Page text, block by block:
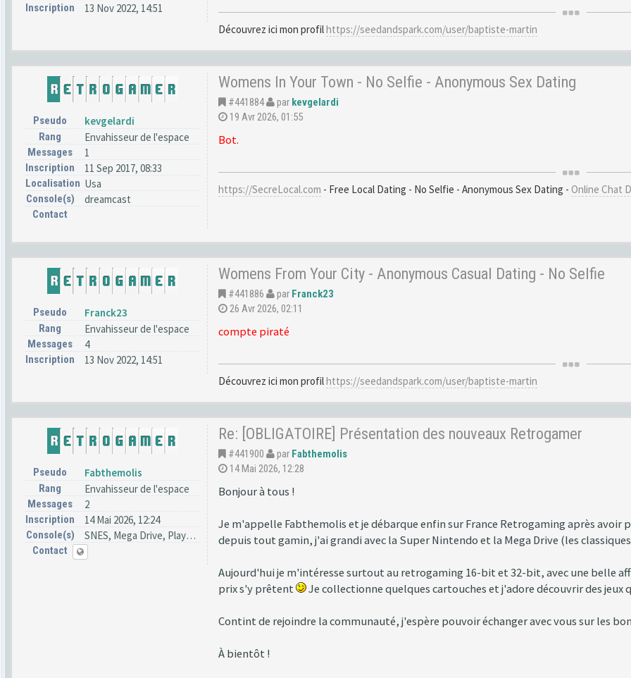
Inscription 13 Nov 2022, 14:51
Découvrez ici mon profilhttps://seedandspark.com/user/baptiste-martin
Pseudo kevgelardi
Rang Envahisseur de l'espace
Messages 1
Inscription 11 Sep 2017, 08:33
Localisation Usa
Console(s) dreamcast
Contact
Womens In Your Town - No Selfie - Anonymous Sex Dating
#441884 par kevgelardi
19 Avr 2026, 01:55
Bot.
https://SecreLocal.com - Free Local Dating - No Selfie - Anonymous Sex Dating - Online Chat
Pseudo Franck23
Rang Envahisseur de l'espace
Messages 4
Inscription 13 Nov 2022, 14:51
Womens From Your City - Anonymous Casual Dating - No Selfie
#441886 par Franck23
26 Avr 2026, 02:11
compte piraté
Découvrez ici mon profilhttps://seedandspark.com/user/baptiste-martin
Pseudo Fabthemolis
Rang Envahisseur de l'espace
Messages 2
Inscription 14 Mai 2026, 12:24
Console(s) SNES, Mega Drive, PlayStation
Contact
Re: [OBLIGATOIRE] Présentation des nouveaux Retrogamer
#441900 par Fabthemolis
14 Mai 2026, 12:28
Bonjour à tous !
Je m'appelle Fabthemolis et je débarque enfin sur France Retrogaming après avoir
depuis tout gamin, j'ai grandi avec la Super Nintendo et la Mega Drive (les
Aujourd'hui je m'intéresse surtout au retrogaming 16-bit et 32-bit, avec une belle
prix s'y prêtent
Je collectionne quelques cartouches et j'adore découvrir des jeux
Contint de rejoindre la communauté, j'espère pouvoir échanger avec vous sur les
À bientôt !